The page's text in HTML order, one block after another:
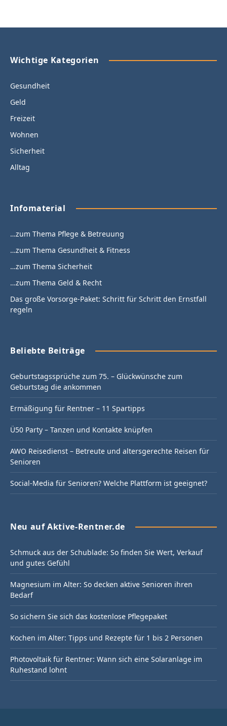
Wichtige Kategorien
Gesundheit
Geld
Freizeit
Wohnen
Sicherheit
Alltag
Infomaterial
…zum Thema Pflege & Betreuung
…zum Thema Gesundheit & Fitness
…zum Thema Sicherheit
…zum Thema Geld & Recht
Das große Vorsorge-Paket: Schritt für Schritt den Ernstfall
regeln
Beliebte Beiträge
Geburtstagssprüche zum 75. – Glückwünsche zum
Geburtstag die ankommen
Ermäßigung für Rentner – 11 Spartipps
Ü50 Party – Tanzen und Kontakte knüpfen
AWO Reisedienst – Betreute und altersgerechte Reisen für
Senioren
Social-Media für Senioren? Welche Plattform ist geeignet?
Neu auf Aktive-Rentner.de
Schmuck aus der Schublade: So finden Sie Wert, Verkauf
und gutes Gefühl
Magnesium im Alter: So decken aktive Senioren ihren
Bedarf
So sichern Sie sich das kostenlose Pflegepaket
Kochen im Alter: Tipps und Rezepte für 1 bis 2 Personen
Photovoltaik für Rentner: Wann sich eine Solaranlage im
Ruhestand lohnt